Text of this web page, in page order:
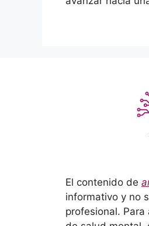
El contenido de
informativo y no
profesional.